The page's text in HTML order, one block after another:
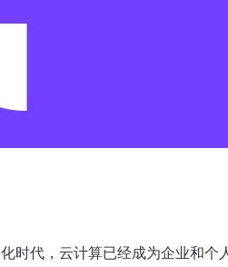
时代，云计算已经成为企业和